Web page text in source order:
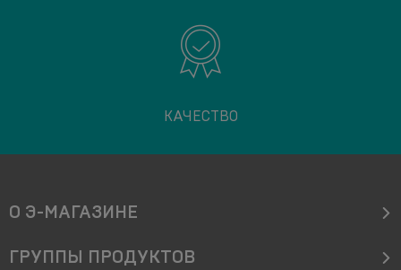
КАЧЕСТВО
О Э-МАГАЗИНЕ
ГРУППЫ ПРОДУКТОВ